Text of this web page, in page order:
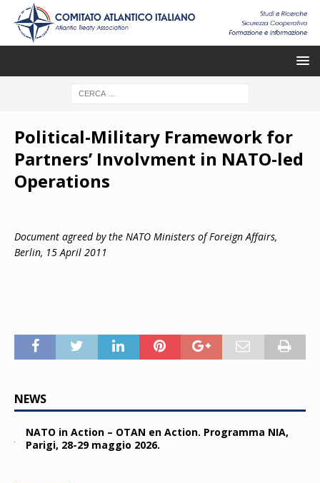
Political-Military Framework for
Partners’ Involvment in NATO-led
Operations
Document agreed by the NATO Ministers of Foreign Affairs,
Berlin, 15 April 2011
NEWS
NATO in Action – OTAN en Action. Programma NIA,
Parigi, 28-29 maggio 2026.